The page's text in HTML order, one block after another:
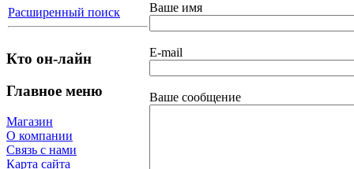
Расширенный поиск
Кто он-лайн
Главное меню
Магазин
О компании
Связь с нами
Карта сайта
Ваше имя
E-mail
Ваше сообщение